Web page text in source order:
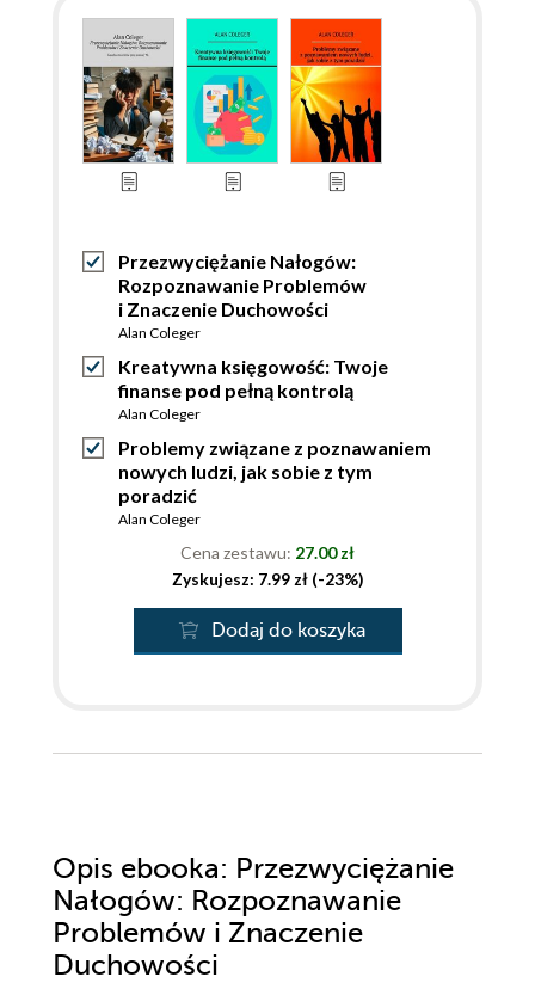
Przezwyciężanie Nałogów:
Rozpoznawanie Problemów
i Znaczenie Duchowości
Alan Coleger
Kreatywna księgowość: Twoje
finanse pod pełną kontrolą
Alan Coleger
Problemy związane z poznawaniem
nowych ludzi, jak sobie z tym
poradzić
Alan Coleger
Cena zestawu: 27.00 zł
Zyskujesz: 7.99 zł (-23%)
Dodaj do koszyka
Opis ebooka: Przezwyciężanie
Nałogów: Rozpoznawanie
Problemów i Znaczenie
Duchowości